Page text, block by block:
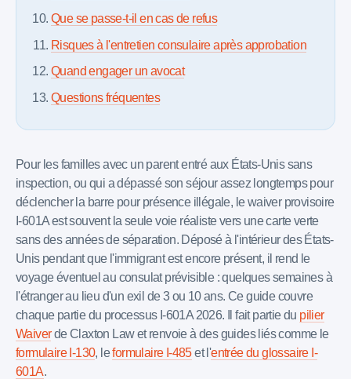
Que se passe-t-il en cas de refus
Risques à l'entretien consulaire après approbation
Quand engager un avocat
Questions fréquentes
Pour les familles avec un parent entré aux États-Unis sans
inspection, ou qui a dépassé son séjour assez longtemps pour
déclencher la barre pour présence illégale, le waiver provisoire
I-601A est souvent la seule voie réaliste vers une carte verte
sans des années de séparation. Déposé à l'intérieur des États-
Unis pendant que l'immigrant est encore présent, il rend le
voyage éventuel au consulat prévisible : quelques semaines à
l'étranger au lieu d'un exil de 3 ou 10 ans. Ce guide couvre
chaque partie du processus I-601A 2026. Il fait partie du pilier
Waiverde Claxton Law et renvoie à des guides liés comme le
formulaire I-130, leformulaire I-485et l'entrée du glossaire I-
601A.